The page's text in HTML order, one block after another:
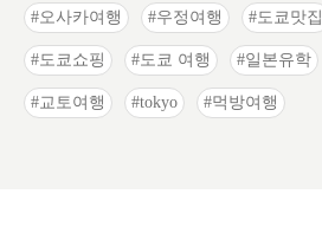
오사카여행 우정여행 도쿄맛집
도쿄쇼핑 도쿄 여행 일본유학
교토여행 tokyo 먹방여행